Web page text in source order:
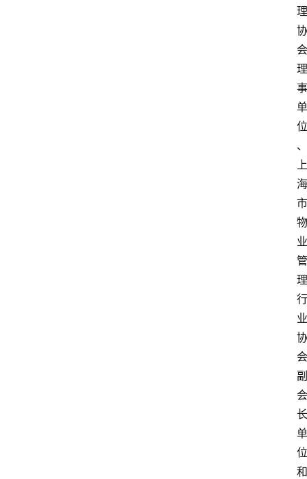
理
协
会
理
事
单
位
、
上
海
市
物
业
管
理
行
业
协
会
副
会
长
单
位
和